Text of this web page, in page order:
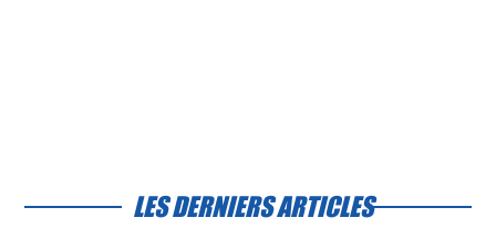
LES DERNIERS ARTICLES